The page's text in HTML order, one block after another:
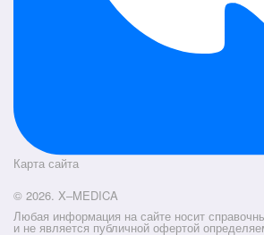
Карта сайта
© 2026. X–MEDICA
Любая информация на сайте носит
и не является публичной офертой